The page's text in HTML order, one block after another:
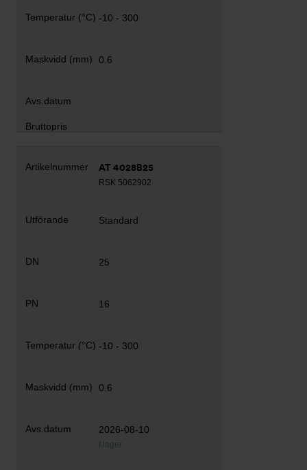
-10 - 300
0.6
AT 4028B25
RSK 5062902
Standard
25
16
-10 - 300
0.6
2026-08-10
I lager